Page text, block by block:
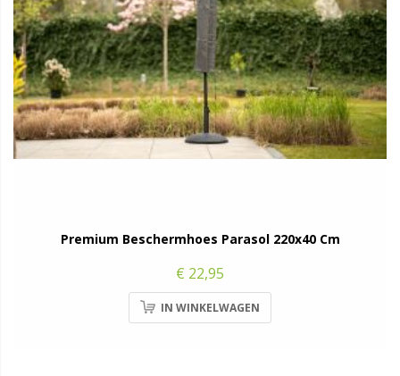
Premium Beschermhoes Parasol 220x40 Cm
€ 22,95
IN WINKELWAGEN